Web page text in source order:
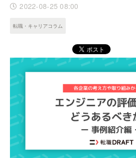
2022-08-25 08:00
転職・キャリアコラム